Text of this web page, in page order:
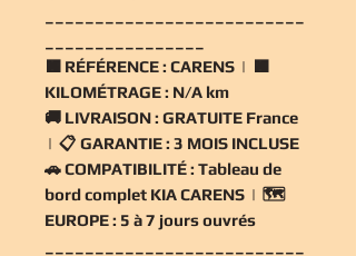
🟧 RÉFÉRENCE : CARENS | 🟧
KILOMÉTRAGE : N/A km
🚚 LIVRAISON : GRATUITE France
| 📋 GARANTIE : 3 MOIS INCLUSE
🚗COMPATIBILITÉ : Tableau de
bord complet KIA CARENS | 🗺️
EUROPE : 5 à 7 jours ouvrés